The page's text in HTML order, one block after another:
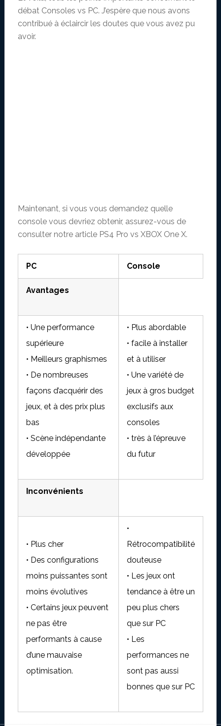
débat Consoles vs PC. J’espère que nous avons
contribué à éclaircir les doutes que vous avez pu
avoir.
Maintenant, si vous vous demandez quelle
console vous devriez obtenir, assurez-vous de
consulter notre article PS4 Pro vs XBOX One X.
PC Console
Avantages
• Une performance
supérieure
• Meilleurs graphismes
• De nombreuses
façons d’acquérir des
jeux, et à des prix plus
bas
• Scène indépendante
développée
• Plus abordable
• facile à installer
et à utiliser
• Une variété de
jeux à gros budget
exclusifs aux
consoles
• très à l’épreuve
du futur
Inconvénients
• Plus cher
• Des configurations
moins puissantes sont
moins évolutives
• Certains jeux peuvent
ne pas être
performants à cause
d’une mauvaise
optimisation.
•
Rétrocompatibilité
douteuse
• Les jeux ont
tendance à être un
peu plus chers
que sur PC
• Les
performances ne
sont pas aussi
bonnes que sur PC